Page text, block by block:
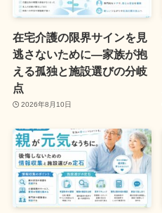
在宅介護の限界サインを見
逃さないために—家族が抱
える孤独と施設選びの分岐
点
2026年8月10日